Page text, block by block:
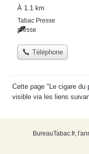
À 1.1 km
Tabac Presse
presse
Téléphone
Cette page "Le cigare du
visible via les liens
BureauTabac.fr,